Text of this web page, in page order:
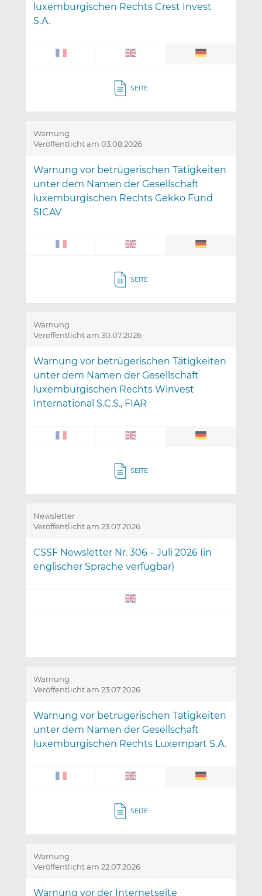
luxemburgischen Rechts Crest Invest
S.A.
SEITE
Warnung
Veröffentlicht am 03.08.2026
Warnung vor betrügerischen Tätigkeiten
unter dem Namen der Gesellschaft
luxemburgischen Rechts Gekko Fund
SICAV
SEITE
Warnung
Veröffentlicht am 30.07.2026
Warnung vor betrügerischen Tätigkeiten
unter dem Namen der Gesellschaft
luxemburgischen Rechts Winvest
International S.C.S., FIAR
SEITE
Newsletter
Veröffentlicht am 23.07.2026
CSSF Newsletter Nr. 306 – Juli 2026 (in
englischer Sprache verfügbar)
Warnung
Veröffentlicht am 23.07.2026
Warnung vor betrügerischen Tätigkeiten
unter dem Namen der Gesellschaft
luxemburgischen Rechts Luxempart S.A.
SEITE
Warnung
Veröffentlicht am 22.07.2026
Warnung vor der Internetseite